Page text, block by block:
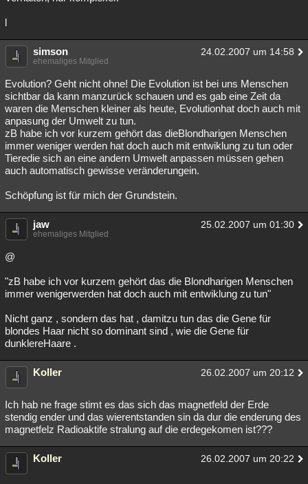
l
simson 24.02.2007 um 14:58
ehemaliges Mitglied
Evolution? Geht nicht ohne! Die Evolution ist bei uns Menschen
sichtbar da kann manzurück schauen und es gab eine Zeit da
waren die Menschen kleiner als heute, Evolutionhat doch auch mit
anpasung der Umwelt zu tun.
zB habe ich vor kurzem gehört das dieBlondharigen Menschen
immer weniger werden hat doch auch mit entwiklung zu tun oder
Tieredie sich an eine andern Umwelt anpassen müssen gehen
auch automatisch gewisse veränderungein.
Schöpfung ist für mich der Grundstein.
jaw 25.02.2007 um 01:30
ehemaliges Mitglied
@
"zB habe ich vor kurzem gehört das die Blondharigen Menschen
immer wenigerwerden hat doch auch mit entwiklung zu tun"
Nicht ganz , sondern das hat , damitzu tun das die Gene für
blondes Haar nicht so dominant sind , wie die Gene für
dunklereHaare .
Koller 26.02.2007 um 20:12
Ich hab ne frage stimt es das sich das magnetfeld der Erde
stendig ender und das wierentstanden sin da dur die enderung des
magnetfelz Radioaktife stralung auf die erdegekomen ist???
Koller 26.02.2007 um 20:22